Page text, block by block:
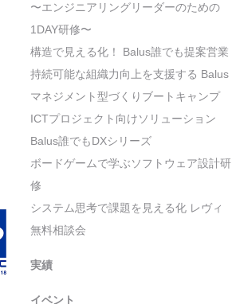
〜エンジニアリングリーダーのための
1DAY研修〜
構造で見える化！ Balus誰でも提案営業
持続可能な組織力向上を支援する Balus
マネジメント型づくりブートキャンプ
ICTプロジェクト向けソリューション
Balus誰でもDXシリーズ
ボードゲームで学ぶソフトウェア設計研
修
システム思考で課題を見える化 レヴィ
無料相談会
実績
イベント